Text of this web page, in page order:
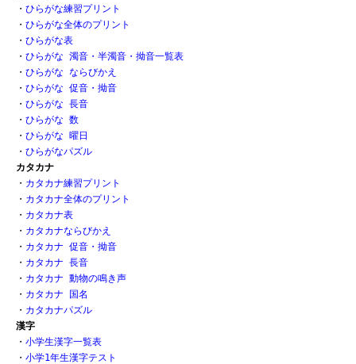
・ ひらがな練習プリント
・ ひらがな全体のプリント
・ ひらがな表
・ ひらがな 濁音・半濁音・拗音一覧表
・ ひらがな ならびかえ
・ ひらがな 促音・拗音
・ ひらがな 長音
・ ひらがな 数
・ ひらがな 曜日
・ ひらがなパズル
カタカナ
・ カタカナ練習プリント
・ カタカナ全体のプリント
・ カタカナ表
・ カタカナならびかえ
・ カタカナ 促音・拗音
・ カタカナ 長音
・ カタカナ 動物の鳴き声
・ カタカナ 国名
・ カタカナパズル
漢字
・ 小学生漢字一覧表
・ 小学1年生漢字テスト